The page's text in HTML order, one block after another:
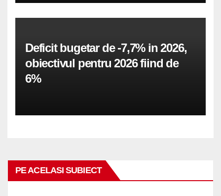
Deficit bugetar de -7,7% in 2026,
obiectivul pentru 2026 fiind de
6%
PE ACELASI SUBIECT